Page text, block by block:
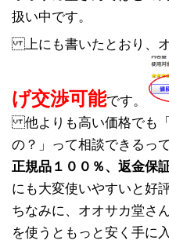
扱い中です。
上にも書いたとおり、
げ交渉可能です。
他よりも高い価格でも
の？」って相談できるっ
正規品１００％、返金保
にも大変使いやすいと好
ちなみに、オオサカ堂さ
を使うともっと安く手に